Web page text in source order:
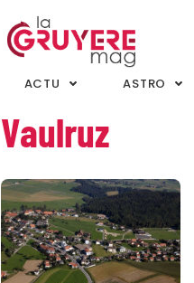
ACTU ASTRO
Vaulruz